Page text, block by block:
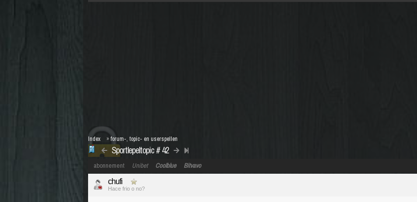
Sportlepeltopic # 42
Index »forum-, topic- en userspellen
abonnement Unibet Coolblue Bitvavo
chufi
Hace frio o no?